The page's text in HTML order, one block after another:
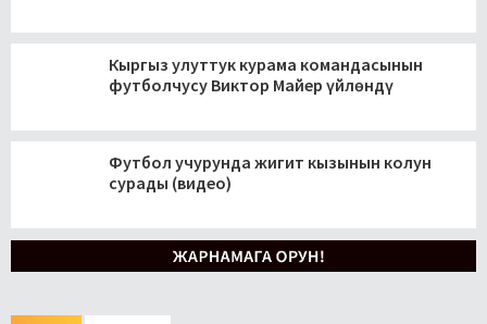
Кыргыз улуттук курама командасынын
футболчусу Виктор Майер үйлөндү
Футбол учурунда жигит кызынын колун
сурады (видео)